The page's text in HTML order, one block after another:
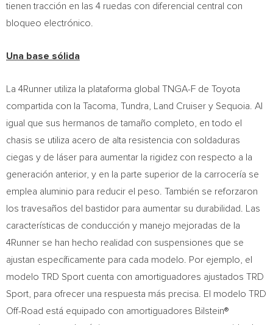
tienen tracción en las 4 ruedas con diferencial central con
bloqueo electrónico.
Una base sólida
La 4Runner utiliza la plataforma global TNGA-F de Toyota
compartida con la Tacoma, Tundra, Land Cruiser y Sequoia. Al
igual que sus hermanos de tamaño completo, en todo el
chasis se utiliza acero de alta resistencia con soldaduras
ciegas y de láser para aumentar la rigidez con respecto a la
generación anterior, y en la parte superior de la carrocería se
emplea aluminio para reducir el peso. También se reforzaron
los travesaños del bastidor para aumentar su durabilidad. Las
características de conducción y manejo mejoradas de la
4Runner se han hecho realidad con suspensiones que se
ajustan específicamente para cada modelo. Por ejemplo, el
modelo TRD Sport cuenta con amortiguadores ajustados TRD
Sport, para ofrecer una respuesta más precisa. El modelo TRD
Off-Road está equipado con amortiguadores Bilstein®